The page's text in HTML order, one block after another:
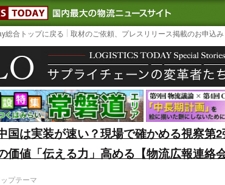
LOGISTICS TODAY｜国内最大の物流ニ
総合トップに戻る 取材のご依頼、プレスリリース掲載のお申込み
国は実装が速い？現場で確かめる視察第
価値「伝える力」高める【物流広報連絡
プテーマ